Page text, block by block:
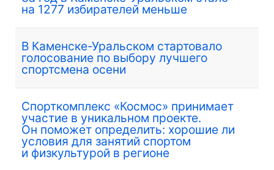
на 1277 избирателей меньше
В Каменске-Уральском стартовало
голосование по выбору лучшего
спортсмена осени
Спорткомплекс «Космос» принимает
участие в уникальном проекте.
Он поможет определить: хорошие ли
условия для занятий спортом
и физкультурой в регионе